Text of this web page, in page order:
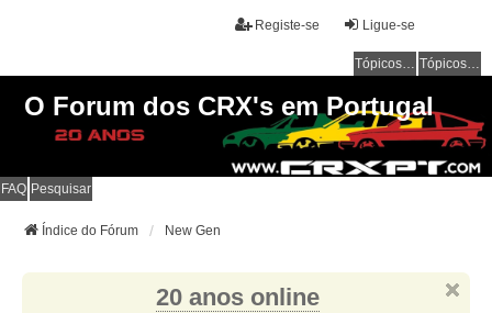
Ligue-se
Registe-se
Tópicos sem resposta Tópicos ativos
O Forum dos CRX's em Portugal
FAQ Pesquisar
Índice do Fórum New Gen
20 anos online